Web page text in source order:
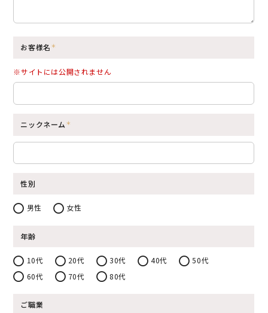
お客様名
※サイトには公開されません
ニックネーム
性別
男性 女性
年齢
10代 20代 30代 40代
50代
60代
70代 80代
ご職業